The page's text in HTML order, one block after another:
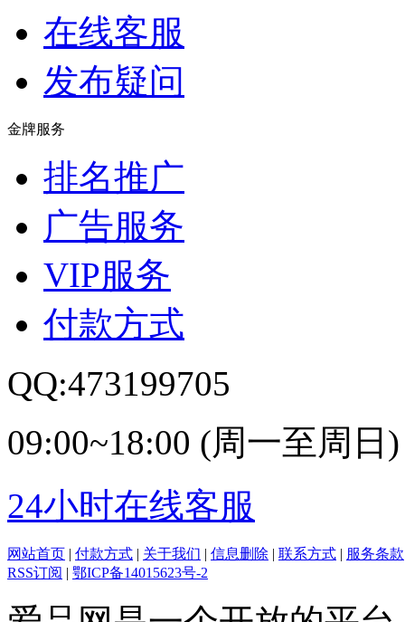
在线客服
发布疑问
金牌服务
排名推广
广告服务
VIP服务
付款方式
QQ:473199705
09:00~18:00 (周一至周日)
24小时在线客服
网站首页 | 付款方式 | 关于我们 | 信息删除 | 联系方式 | 服务条款
RSS订阅 | 鄂ICP备14015623号-2